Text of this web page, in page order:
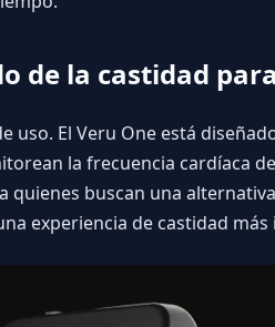
de la castidad
uso. El Veru One está
la frecuencia cardíaca
buscan una
experiencia de castidad más